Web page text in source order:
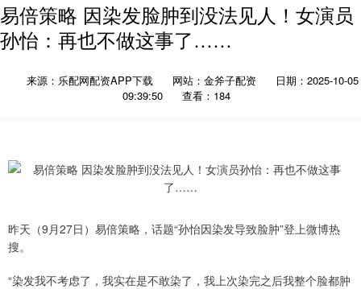
易倍策略 因染发脸肿到没法见人！女演员
孙怡：再也不做这事了……
来源：乐配网配资APP下载 网站：金斧子配资
日期：2025-10-05
09:39:50
查看：184
昨天（9月27日）易倍策略，话题“孙怡因染发导致脸肿”登上微博热
搜。
“染发我不考虑了，我实在是不敢染了，我上次染完之后我整个脸都肿